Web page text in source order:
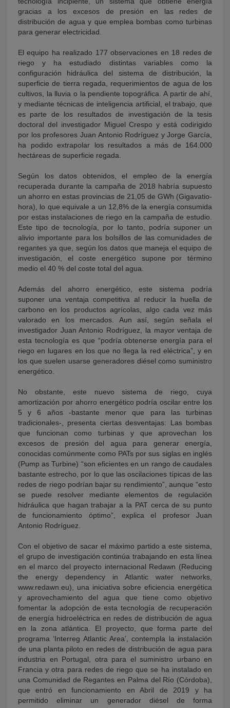
gracias a los excesos de presión en las redes de
distribución de agua y que emplea bombas como turbinas
para generar electricidad.
El equipo ha realizado 177 observaciones en 18 redes de
riego y ha estudiado distintas variables como la
configuración hidráulica del sistema de distribución, la
superficie de tierra regada, requerimientos de agua de los
cultivos, la lluvia o la pendiente topográfica. A partir de ahí,
y mediante técnicas de inteligencia artificial, el trabajo, que
es parte de los resultados de investigación de la tesis
doctoral del investigador Miguel Crespo y está codirigido
por los profesores Juan Antonio Rodríguez y Jorge García,
ha podido extrapolar los resultados a más de 164.000
hectáreas de superficie regada.
Según los datos obtenidos, el empleo de la energía
recuperada durante la campaña de 2018 habría supuesto
un ahorro en estas provincias de 21,05 de GWh (Gigavatio-
hora), lo que equivale a un 12,8% de la energía consumida
por estas instalaciones de riego en la campaña de estudio.
Este tipo de tecnología, por lo tanto, podría suponer un
alivio importante para los bolsillos de las comunidades de
regantes ya que, según los datos que maneja el equipo de
investigación, el coste energético supone por término
medio el 40 % del coste total del agua.
Además del ahorro energético, este sistema podría
suponer una ventaja competitiva al reducir la huella de
carbono en los productos agrícolas, algo cada vez más
valorado en los mercados. Aun así, según señala el
investigador Juan Antonio Rodríguez, la mayor ventaja de
esta tecnología es que “podría obtenerse energía para el
riego en lugares en los que no llega la red eléctrica”, y en
los que suelen usarse generadores diésel como suministro
energético.
No obstante, este nuevo sistema de riego, cuya
amortización por ahorro energético podría oscilar entre los
5 y 6 años -bastante menor que para las turbinas
tradicionales-, presenta ciertas desventajas: Las bombas
que funcionan como turbinas y que aprovechan los
excesos de presión del agua para generar energía,
conocidas comúnmente como PATs por sus siglas en inglés
(Pump as Turbine) “son eficientes en un rango de caudales
bastante estrecho, por lo que las oscilaciones típicas de las
redes de riego podrían bajar su rendimiento”, aunque “esto
se puede resolver mediante elementos de regulación
hidráulica que hagan trabajar a la PAT cerca de su punto
de funcionamiento óptimo”, explica el profesor Juan
Antonio Rodríguez.
Con el objetivo de sacar el máximo partido a este sistema,
el grupo de investigación continúa trabajando en esta línea
en el marco del proyecto internacional Redawn (Reducing
the energy dependency in Atlantic water networks,
www.redawn.eu), una iniciativa sobre eficiencia energética
y aprovechamiento del agua que tiene como objetivo
fomentar la adopción de esta tecnología de recuperación
de energía hidroeléctrica en redes de distribución de agua
en la zona atlántica. El proyecto, que forma parte del
programa ‘Interreg Atlantic Area’, contempla la instalación
de una planta piloto en redes de distribución de agua para
industria en Portugal, otra para el suministro urbano en
Francia y otra para redes de riego que se ha instalado en
una Comunidad de Regantes en Palma del Río (Córdoba),
que entró en funcionamiento en Abril de 2019 y ha
permitido eliminar un generador diésel de forma